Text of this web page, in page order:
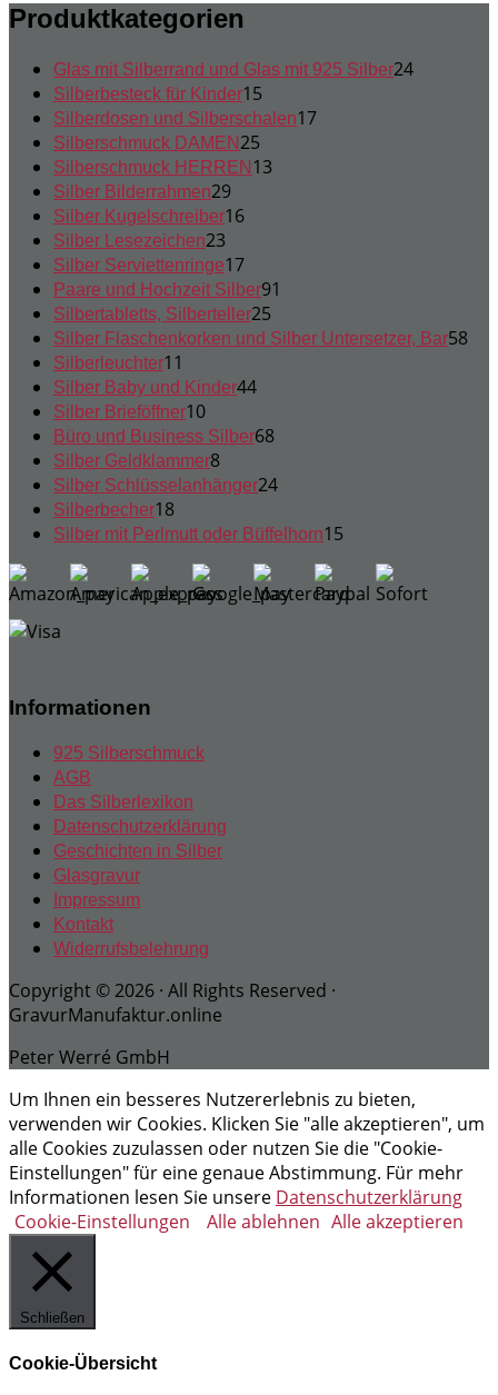
Produktkategorien
Glas mit Silberrand und Glas mit 925 Silber2424
Silberbesteck für Kinder15
Produkte
Silberdosen und Silberschalen1717
Silberschmuck DAMEN 25
Produkte
Silberschmuck HERREN 13
Silber Bilderrahmen2929
Produkte
Silber Kugelschreiber1616
Silber Lesezeichen23
Produkte
Silber Serviettenringe1717
Produkte
Paare und Hochzeit Silber91
Silbertabletts, Silberteller25
Produkte
Silber Flaschenkorken und Silber Untersetzer, Bar5858
Silberleuchter11
Produkte
Silber Baby und Kinder4444
Silber Brieföffner1010
Produkte
Büro und Business Silber6868
Silber Geldklammer88
Produkte
Silber Schlüsselanhänger2424
Silberbecher1818
Produkte
Silber mit Perlmutt oder Büffelhorn15
Informationen
925 Silberschmuck
AGB
Das Silberlexikon
Datenschutzerklärung
Geschichten in Silber
Glasgravur
Impressum
Kontakt
Widerrufsbelehrung
Copyright © 2026 · All Rights Reserved ·
GravurManufaktur.online
Peter Werré GmbH
Um Ihnen ein besseres Nutzererlebnis zu bieten,
verwenden wir Cookies. Klicken Sie "alle akzeptieren", um
alle Cookies zuzulassen oder nutzen Sie die "Cookie-
Einstellungen" für eine genaue Abstimmung. Für mehr
Informationen lesen Sie unsere Datenschutzerklärung
Cookie-Einstellungen
Alle ablehnen Alle akzeptieren
Schließen
Cookie-Übersicht